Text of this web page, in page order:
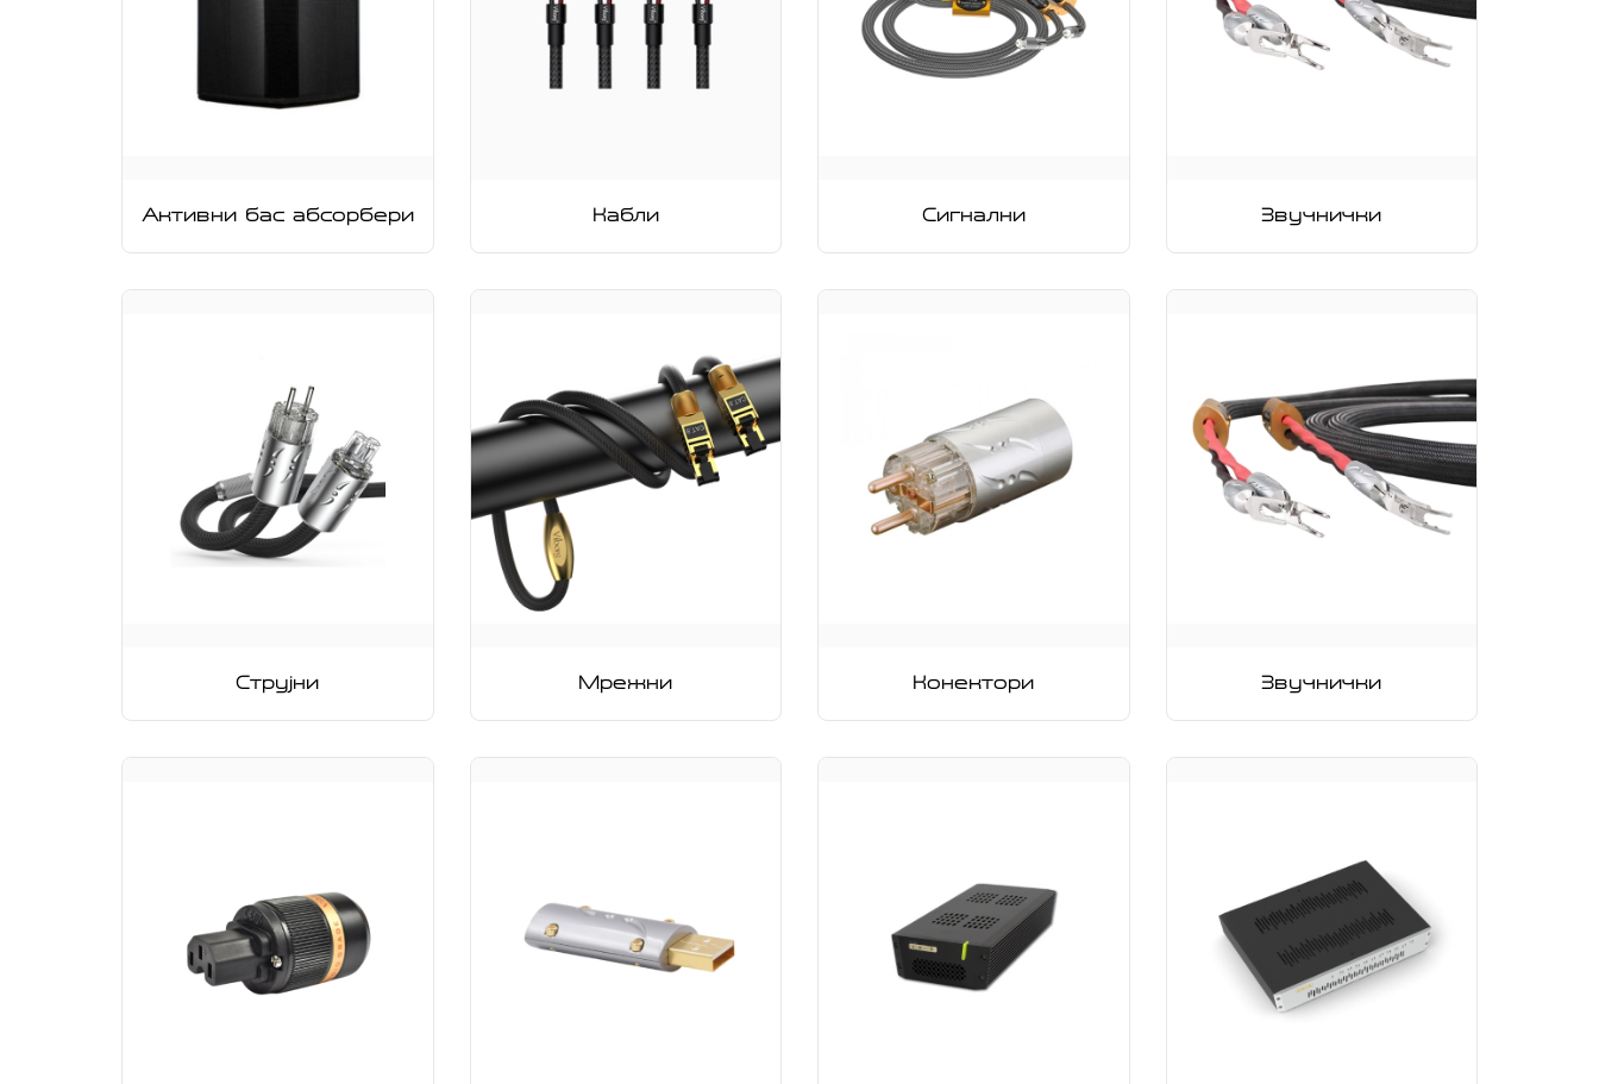
Активни бас абсорбери Кабли Сигнални Звучнички
Струјни Мрежни Конектори Звучнички